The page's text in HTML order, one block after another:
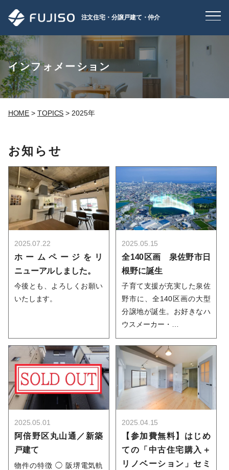
注文住宅・分譲戸建て・仲介
インフォメーション
HOME > TOPICS >2025年
お知らせ
2025.07.22
ホームページをリ
ニューアルしました。
今後とも、よろしくお願い
いたします。
2025.05.15
全140区画 泉佐野市日
根野に誕生
子育て支援が充実した泉佐
野市に、全140区画の大型
分譲地が誕生。お好きなハ
ウスメーカー・…
2025.05.01
阿倍野区丸山通／新築
戸建て
物件の特徴 ◯ 阪堺電気軌
2025.04.15
【参加費無料】はじめ
ての「中古住宅購入＋
リノベーション」セミ